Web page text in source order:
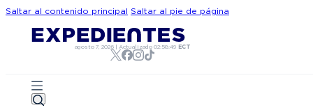
Saltar al contenido principal Saltar al pie de página
agosto 7, 2026 |Actualizado02:58:49 ECT